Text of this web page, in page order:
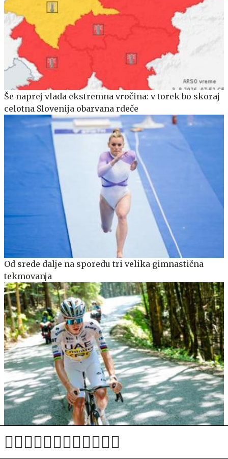
Še naprej vlada ekstremna vročina: v torek bo skoraj
celotna Slovenija obarvana rdeče
Od srede dalje na sporedu tri velika gimnastična
tekmovanja